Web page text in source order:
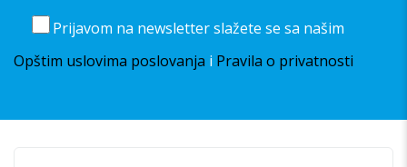
Prijavom na newsletter slažete se sa našim
Opštim uslovima poslovanja i Pravila o privatnosti